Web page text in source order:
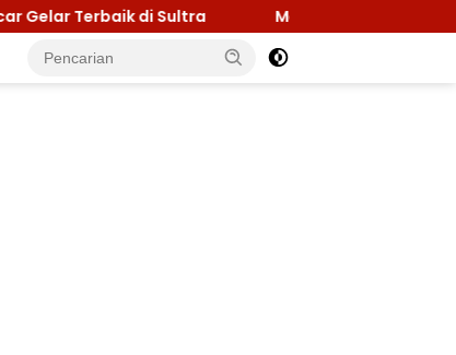
di Sultra Menuju Jamnas 2026, Ketua